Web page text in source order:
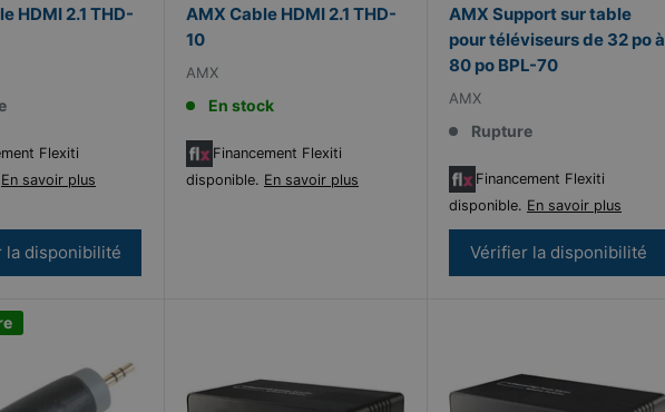
HDMI 2.1 THD-
Flexiti
En savoir plus
la disponibilité
AMX Cable HDMI 2.1 THD-
10
AMX
En stock
Financement Flexiti
disponible. En savoir plus
AMX Support sur table
pour téléviseurs de 32 po à
80 po BPL-70
AMX
Rupture
Financement Flexiti
disponible. En savoir plus
Vérifier la disponibilité